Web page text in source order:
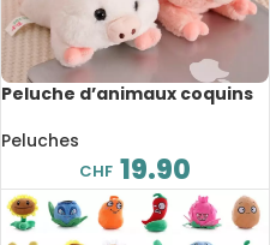
Peluche d’animaux coquins
agneau, 22 cm
Peluches
CHF 19.90